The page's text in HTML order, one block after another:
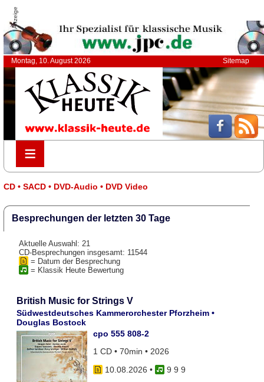
Anzeige
Montag, 10. August 2026 Sitemap
≡
≡
CD • SACD • DVD-Audio • DVD Video
Besprechungen der letzten 30 Tage
Aktuelle Auswahl: 21
CD-Besprechungen insgesamt: 11544
= Datum der Besprechung
= Klassik Heute Bewertung
British Music for Strings V
Südwestdeutsches Kammerorchester Pforzheim •
Douglas Bostock
cpo 555 808-2
1 CD • 70min • 2026
10.08.2026 •
9 9 9